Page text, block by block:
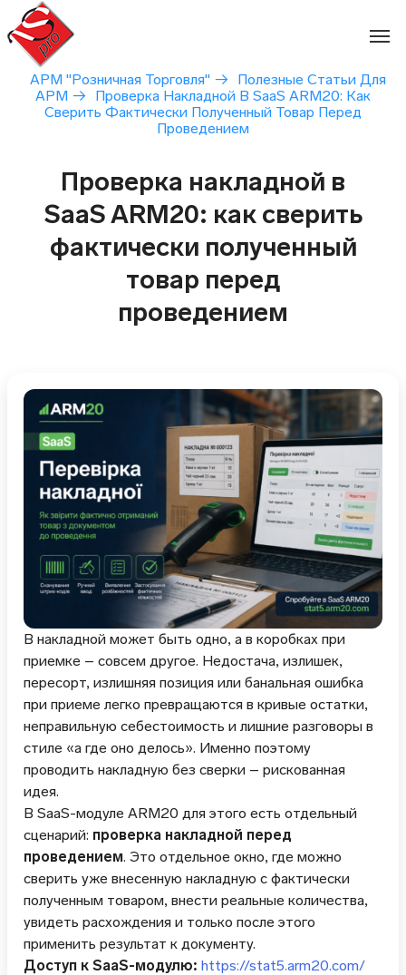
Перейти
содержимому
АРМ "Розничная Торговля" →
Полезные Статьи Для
АРМ →
Проверка Накладной В SaaS ARM20: Как
Сверить Фактически Полученный Товар Перед
Проведением
Проверка накладной в
SaaS ARM20: как сверить
фактически полученный
товар перед
проведением
В накладной может быть одно, а в коробках при
приемке – совсем другое. Недостача, излишек,
пересорт, излишняя позиция или банальная ошибка
при приеме легко превращаются в кривые остатки,
неправильную себестоимость и лишние разговоры в
стиле «а где оно делось». Именно поэтому
проводить накладную без сверки – рискованная
идея.
В SaaS-модуле ARM20 для этого есть отдельный
сценарий: проверка накладной перед
проведением. Это отдельное окно, где можно
сверить уже внесенную накладную с фактически
полученным товаром, внести реальные количества,
увидеть расхождения и только после этого
применить результат к документу.
Доступ к SaaS-модулю: https://stat5.arm20.com/